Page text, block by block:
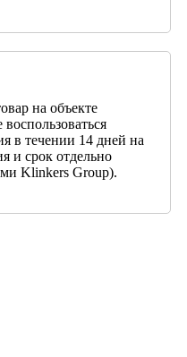
на объекте
в течении 14 дней на
и срок отдельно
Klinkers Group).